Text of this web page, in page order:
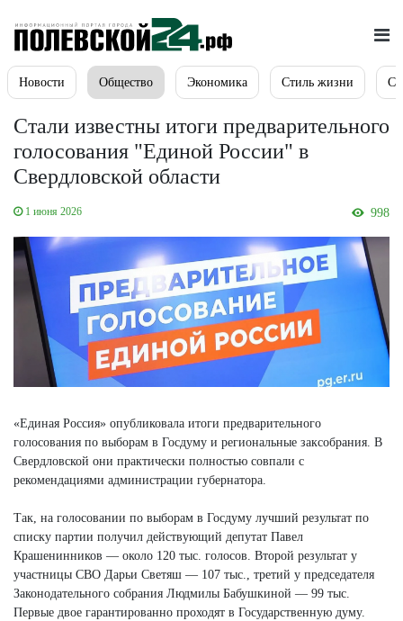
Новости Общество Экономика Стиль жизни
Стали известны итоги предварительного
голосования "Единой России" в
Свердловской области
1 июня 2026 998
«Единая Россия» опубликовала итоги предварительного
голосования по выборам в Госдуму и региональные заксобрания. В
Свердловской они практически полностью совпали с
рекомендациями администрации губернатора.
Так, на голосовании по выборам в Госдуму лучший результат по
списку партии получил действующий депутат Павел
Крашенинников — около 120 тыс. голосов. Второй результат у
участницы СВО Дарьи Светяш — 107 тыс., третий у председателя
Законодательного собрания Людмилы Бабушкиной — 99 тыс.
Первые двое гарантированно проходят в Государственную думу.